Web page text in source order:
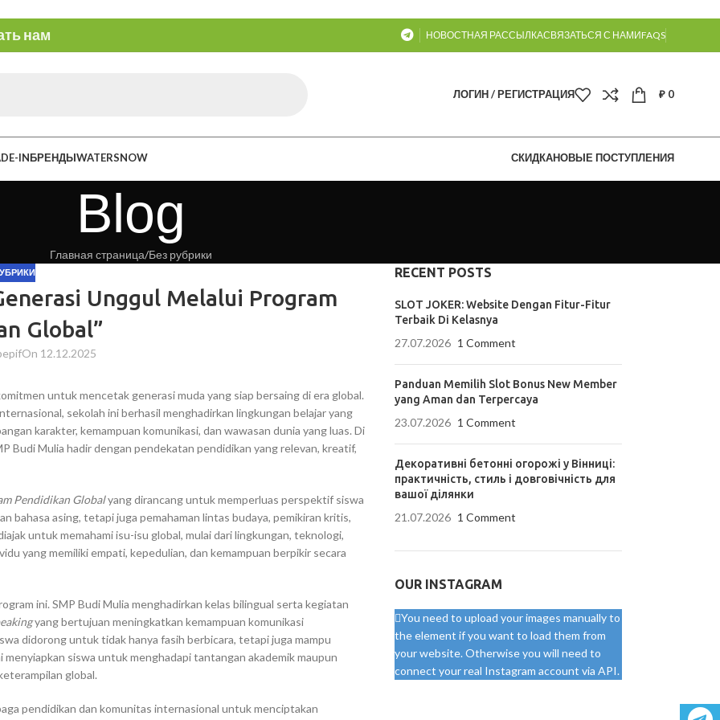
нам НОВОСТНАЯ РАССЫЛКАСВЯЗАТЬСЯ С НАМИFAQS
ЛОГИН / РЕГИСТРАЦИЯ ₽0
INБРЕНДЫWATERSNOW СКИДКАНОВЫЕ ПОСТУПЛЕНИЯ
Blog
Главная страница Без рубрики
Unggul Melalui Program
Global”
On 12.12.2025
untuk mencetak generasi muda yang siap bersaing di era global.
sekolah ini berhasil menghadirkan lingkungan belajar yang
karakter, kemampuan komunikasi, dan wawasan dunia yang luas. Di
Budi Mulia hadir dengan pendekatan pendidikan yang relevan, kreatif,
Pendidikan Globalyang dirancang untuk memperluas perspektif siswa
bahasa asing, tetapi juga pemahaman lintas budaya, pemikiran kritis,
untuk memahami isu-isu global, mulai dari lingkungan, teknologi,
yang memiliki empati, kepedulian, dan kemampuan berpikir secara
ini. SMP Budi Mulia menghadirkan kelas bilingual serta kegiatan
yang bertujuan meningkatkan kemampuan komunikasi
didorong untuk tidak hanya fasih berbicara, tetapi juga mampu
siswa untuk menghadapi tantangan akademik maupun
global.
pendidikan dan komunitas internasional untuk menciptakan
RECENT POSTS
SLOT JOKER: Website Dengan Fitur-Fitur
Terbaik Di Kelasnya
27.07.2026 1 Comment
Panduan Memilih Slot Bonus New Member
yang Aman dan Terpercaya
23.07.2026 1 Comment
Декоративні бетонні огорожі у Вінниці:
практичність, стиль і довговічність для
вашої ділянки
21.07.2026 1 Comment
OUR INSTAGRAM
You need to upload your images manually to
the element if you want to load them from
your website. Otherwise you will need to
connect your real Instagram account via API.